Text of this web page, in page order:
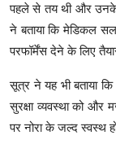
पहले से तय थी और उनके
ने बताया कि मेडिकल
परफॉर्मेंस देने के लिए
सूत्र ने यह भी बताया
सुरक्षा व्यवस्था को और
पर नोरा के जल्द स्वस्थ